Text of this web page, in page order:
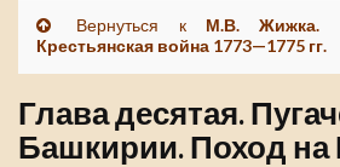
Вернуться к М.В. Жижка.
Крестьянская война 1773—1775 гг.
Глава десятая.
Башкирии. Поход на